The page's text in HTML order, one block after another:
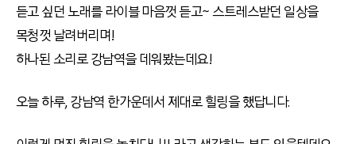
듣고 싶던 노래를 라이블 마음껏 듣고~ 스트레스받던 일상을
목청껏 날려버리며!
하나된 소리로 강남역을 데워봤는데요!
오늘 하루, 강남역 한가운데서 제대로 힐링을 했답니다.